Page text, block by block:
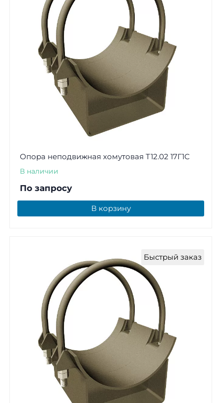
Опора неподвижная хомутовая Т12.02 17Г1С
В наличии
По запросу
В корзину
Быстрый заказ